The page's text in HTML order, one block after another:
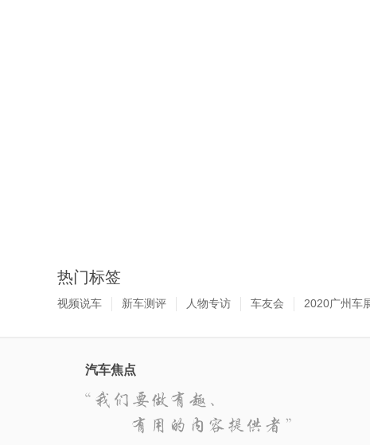
热门标签
视频说车 新车测评 人物专访 车友会 2020广州车
汽车焦点